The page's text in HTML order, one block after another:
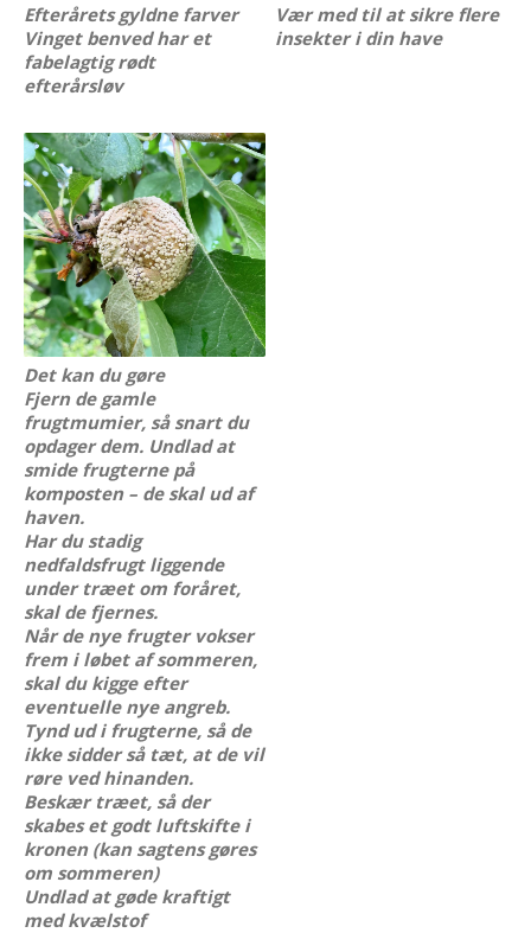
Efterårets gyldne farver
Vinget benved har et
fabelagtig rødt
efterårsløv
Vær med til at sikre flere
insekter i din have
Det kan du gøre
Fjern de gamle
frugtmumier, så snart du
opdager dem. Undlad at
smide frugterne på
komposten – de skal ud af
haven.
Har du stadig
nedfaldsfrugt liggende
under træet om foråret,
skal de fjernes.
Når de nye frugter vokser
frem i løbet af sommeren,
skal du kigge efter
eventuelle nye angreb.
Tynd ud i frugterne, så de
ikke sidder så tæt, at de vil
røre ved hinanden.
Beskær træet, så der
skabes et godt luftskifte i
kronen (kan sagtens gøres
om sommeren)
Undlad at gøde kraftigt
med kvælstof